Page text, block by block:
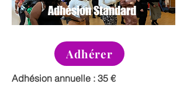
Adhésion Standard
Adhérer
Adhésion annuelle : 35 €